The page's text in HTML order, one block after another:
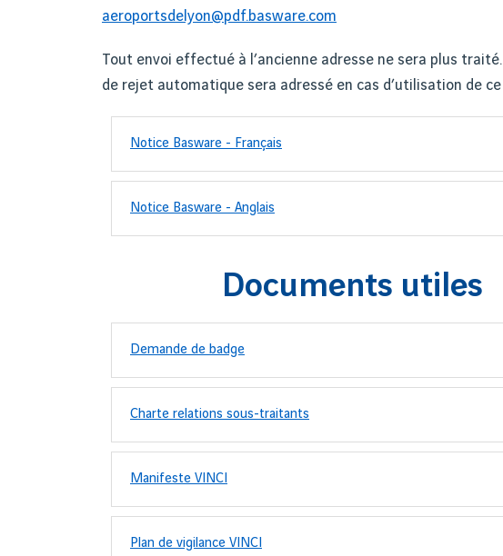
aeroportsdelyon@pdf.basware.com
Tout envoi effectué à l’ancienne adresse ne sera plus
de rejet automatique sera adressé en cas d’utilisation de ce
Notice Basware - Français
Notice Basware - Anglais
Documents utiles
Demande de badge
Charte relations sous-traitants
Manifeste VINCI
Plan de vigilance VINCI